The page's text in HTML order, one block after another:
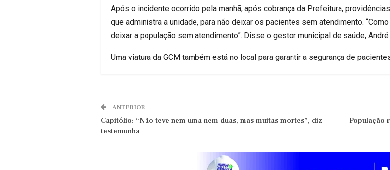
Após o incidente ocorrido pela manhã, após cobrança da Prefeitura,
que administra a unidade, para não deixar os pacientes sem atendimento.
deixar a população sem atendimento”. Disse o gestor municipal de saúde,
Uma viatura da GCM também está no local para garantir a segurança de
ANTERIOR
Capitólio: “Não teve nem uma nem duas, mas muitas mortes”, diz
testemunha
População